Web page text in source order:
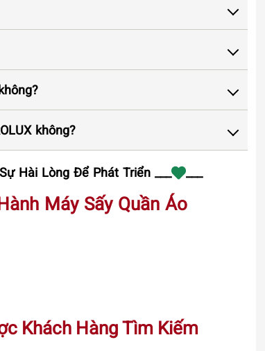
không?
Hài Lòng Để Phát Triển ___ ___
Máy Sấy Quần Áo
Khách Hàng Tìm Kiếm